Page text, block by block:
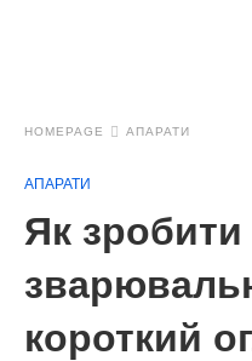
HOMEPAGE АПАРАТИ
АПАРАТИ
Як зробити
короткий